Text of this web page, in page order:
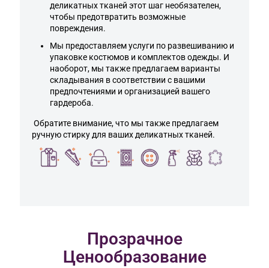
деликатных тканей этот шаг необязателен,
чтобы предотвратить возможные
повреждения.
Мы предоставляем услуги по развешиванию и
упаковке костюмов и комплектов одежды. И
наоборот, мы также предлагаем варианты
складывания в соответствии с вашими
предпочтениями и организацией вашего
гардероба.
Обратите внимание, что мы также предлагаем
ручную стирку для ваших деликатных тканей.
Прозрачное
Ценообразование